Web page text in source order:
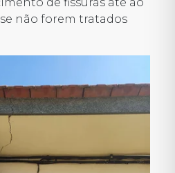
não forem tratados